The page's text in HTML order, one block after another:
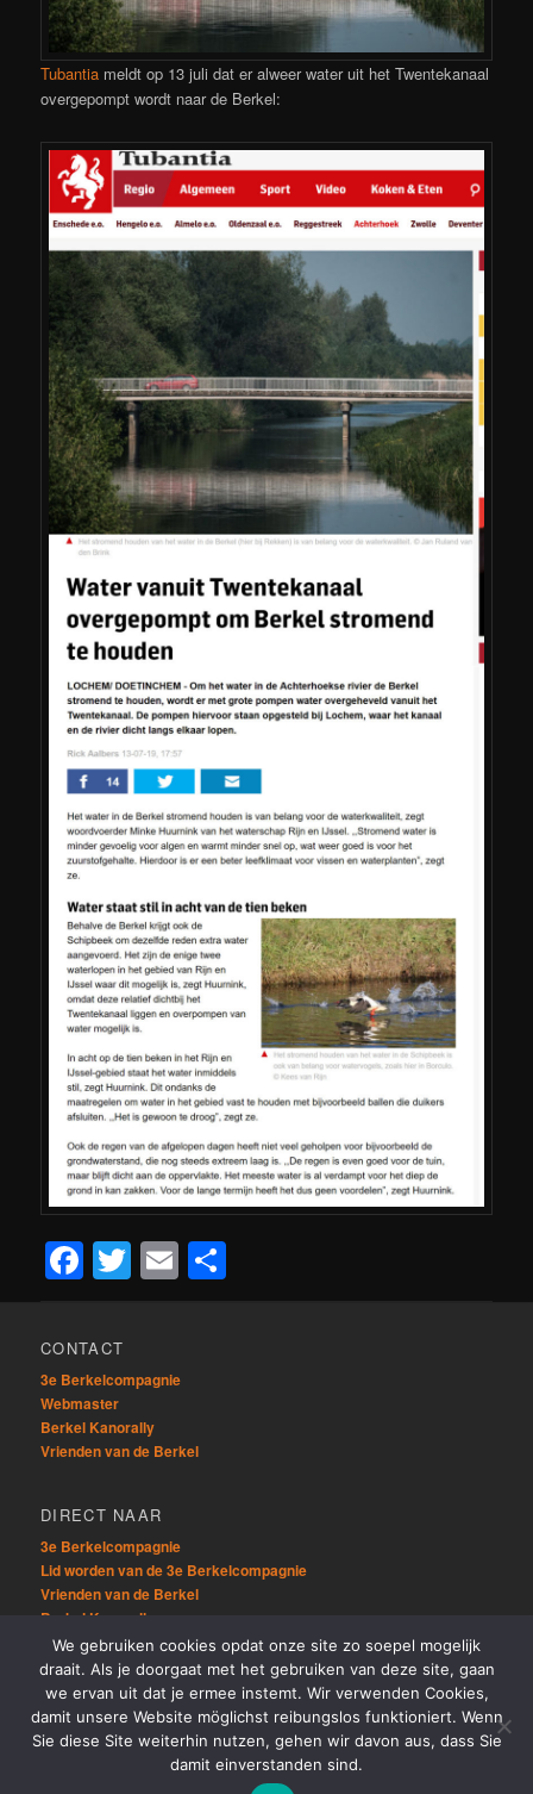
Tubantia meldt op 13 juli dat er alweer water uit het Twentekanaal
overgepompt wordt naar de Berkel:
Facebook
Twitter
Email
CONTACT
3e Berkelcompagnie
Webmaster
Berkel Kanorally
Vrienden van de Berkel
DIRECT NAAR
3e Berkelcompagnie
Lid worden van de 3e Berkelcompagnie
Vrienden van de Berkel
Berkel Kanorally
OVERIG
Sitemap
Links
We gebruiken cookies opdat onze site zo soepel mogelijk
draait. Als je doorgaat met het gebruiken van deze site, gaan
we ervan uit dat je ermee instemt. Wir verwenden Cookies,
damit unsere Website möglichst reibungslos funktioniert. Wenn
Sie diese Site weiterhin nutzen, gehen wir davon aus, dass Sie
damit einverstanden sind.